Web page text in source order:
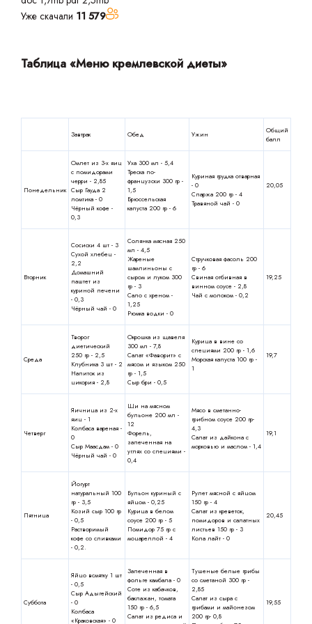
Уже скачали 11 579
Таблица «Меню кремлевской диеты»
Завтрак Обед Ужин
Общий
балл
Понедельник
Омлет из 3-х яиц
с помидорами
черри - 2,85
Сыр Гауда 2
ломтика - 0
Чёрный кофе -
0,3
Уха 300 мл - 5,4
Треска по-
французски 300 гр -
1,5
Брюссельская
капуста 200 гр - 6
Куриная грудка отварная
- 0
Спаржа 200 гр - 4
Травяной чай - 0
20,05
Вторник
Сосиски 4 шт - 3
Сухой хлебец -
2,2
Домашний
паштет из
куриной печени
- 0,3
Чёрный чай - 0
Солянка мясная 250
мл - 4,5
Жареные
шампиньоны с
сыром и луком 300
гр - 3
Сало с хреном -
1,25
Рюмка водки - 0
Стручковая фасоль 200
гр - 6
Свиная отбивная в
винном соусе - 2,8
Чай с молоком - 0,2
19,25
Среда
Творог
диетический
250 гр - 2,5
Клубника 3 шт - 2
Напиток из
цикория - 2,8
Окрошка из щавеля
300 мл - 7,8
Салат «Фаворит» с
мясом и языком 250
гр - 1,5
Сыр бри - 0,5
Курица в вине со
специями 200 гр - 1,6
Морская капуста 100 гр -
1
19,7
Четверг
Яичница из 2-х
яиц - 1
Колбаса вареная -
0
Сыр Маасдам - 0
Чёрный чай - 0
Щи на мясном
бульоне 200 мл -
12
Форель,
запеченная на
углях со специями -
0,4
Мясо в сметанно-
грибном соусе 200 гр-
4,3
Салат из дайкона с
морковью и маслом - 1,4
19,1
Пятница
Йогурт
натуральный 100
гр - 3,5
Козий сыр 100 гр
- 0,5
Растворимый
кофе со сливками
- 0,2.
Бульон куриный с
яйцом - 0,25
Курица в белом
соусе 200 гр - 5
Помидор 75 гр с
моцареллой - 4
Рулет мясной с яйцом
150 гр - 4
Салат из креветок,
помидоров и салатных
листьев 150 гр - 3
Кола лайт - 0
20,45
Суббота
Яйцо всмятку 1 шт
- 0,5
Сыр Адыгейский
- 0
Колбаса
«Краковская» - 0
Запеченная в
фольге камбала - 0
Соте из кабачков,
баклажан, томата
150 гр - 6,5
Салат из редиса и
Тушеные белые грибы
со сметаной 300 гр -
2,85
Салат из сыра с
грибами и майонезом
200 гр- 0,8
19,55